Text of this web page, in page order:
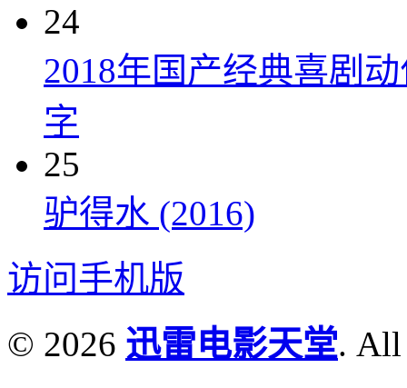
24
2018年国产经典喜剧
字
25
驴得水 (2016)
访问手机版
© 2026 迅雷电影天堂. All